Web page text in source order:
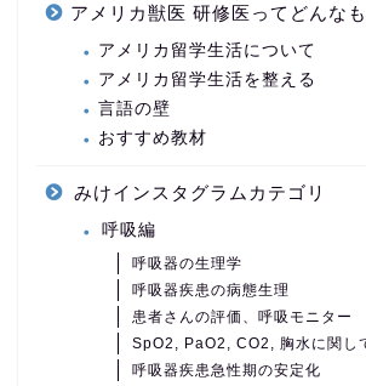
アメリカ獣医 研修医ってどんなも
アメリカ留学生活について
アメリカ留学生活を整える
言語の壁
おすすめ教材
みけインスタグラムカテゴリ
呼吸編
呼吸器の生理学
呼吸器疾患の病態生理
患者さんの評価、呼吸モニター
SpO2, PaO2, CO2, 胸水に関し
呼吸器疾患急性期の安定化